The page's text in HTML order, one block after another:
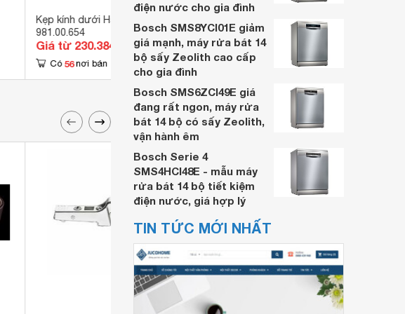
Kẹp kính dưới Hafele
981.00.654
Giá từ 230.384 đ
Có 56 nơi bán
Tay nâng Flap H1.5 loại B phải
Hafele 493.05.342
Giá từ 237.400 đ
Có 23 nơi bán
điện nước cho gia đình
Bosch SMS8YCI01E giảm
giá mạnh, máy rửa bát 14
bộ sấy Zeolith cao cấp
cho gia đình
Bosch SMS6ZCI49E giá
đang rất ngon, máy rửa
bát 14 bộ có sấy Zeolith,
vận hành êm
Bosch Serie 4
SMS4HCI48E - mẫu máy
rửa bát 14 bộ tiết kiệm
điện nước, giá hợp lý
TIN TỨC MỚI NHẤT